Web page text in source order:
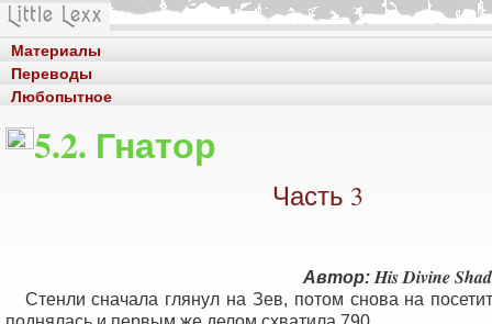
Материалы
Переводы
Любопытное
5.2. Гнатор
Часть 3
Автор: His Divine
Стенли сначала глянул на Зев, потом снова на